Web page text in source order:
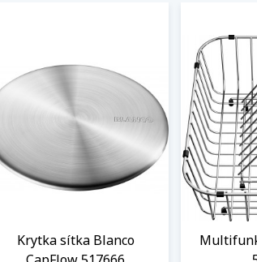
Krytka sítka Blanco